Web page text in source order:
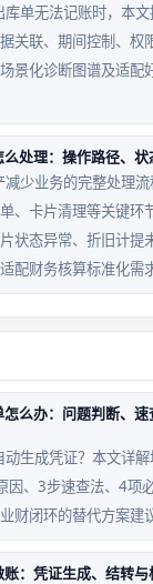
单无法记账时，本文
关联、期间控制、权
景化诊断图谱及适配
处理：操作路径、
少业务的完整处理
、卡片清理等关键环
片状态异常、折旧计
配财务核算标准化需
么办：问题判断、
生成凭证？本文详
因、3步速查法、4项
财闭环的替代方案建
：凭证生成、结转